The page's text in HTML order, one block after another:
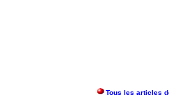
Tous les articles